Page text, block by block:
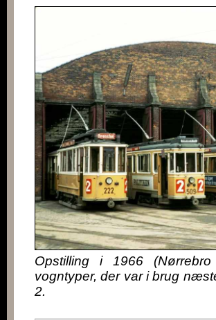
Opstilling i 1966
vogntyper, der var i brug
2.